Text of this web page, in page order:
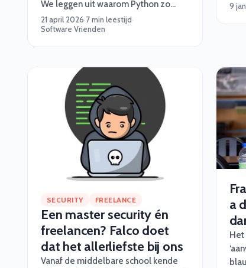
We leggen uit waarom Python zo
goed werkt voor maatwerk software,
en wanneer je beter iets anders kiest.
21 april 2026·7 min leestijd·
Software Vrienden
(of
9
SECURITY FREELANCE
Een master security én
freelancen? Falco doet
dat het allerliefste bij ons
Vanaf de middelbare school kende
a
Het